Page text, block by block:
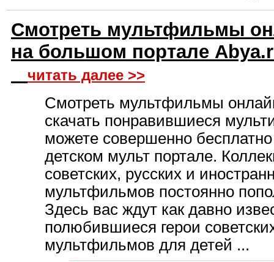
Смотреть мультфильмы
на большом портале
читать далее >>
Смотреть мультфильмы
скачать понравившиеся
можете совершенно
детском мульт портале.
советских, русских и
мультфильмов постоянно
Здесь вас ждут как давно
полюбившиеся герои
мультфильмов для детей ...